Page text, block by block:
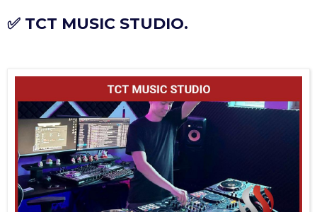
✅ TCT MUSIC STUDIO.